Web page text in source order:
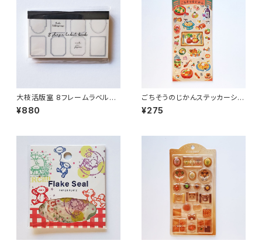
大枝活版室 8フレームラベルブ
ック ブラック LB020
¥880
ごちそうのじかんステッカーシー
ル 82927 夕食 ねこ
¥275